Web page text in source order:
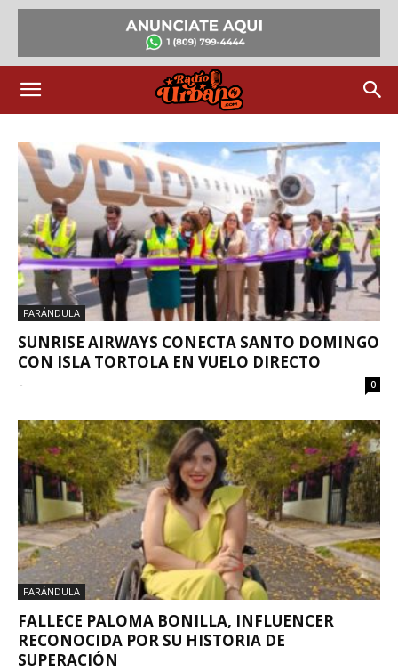
FARÁNDULA
SUNRISE AIRWAYS CONECTA SANTO DOMINGO
CON ISLA TORTOLA EN VUELO DIRECTO
- 0
FARÁNDULA
FALLECE PALOMA BONILLA, INFLUENCER
RECONOCIDA POR SU HISTORIA DE
SUPERACIÓN